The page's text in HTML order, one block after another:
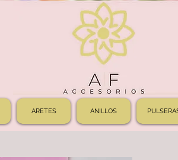
ARETES ANILLOS